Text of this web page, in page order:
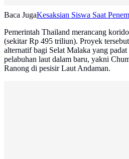
Baca JugaKesaksian Siswa Saat
Pemerintah Thailand merancang
(sekitar Rp 495 triliun). Proyek
alternatif bagi Selat Malaka yang
pelabuhan laut dalam baru, yakni
Ranong di pesisir Laut Andaman.